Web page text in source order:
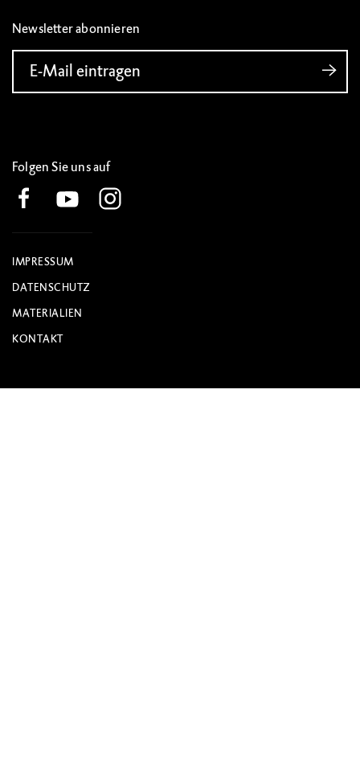
Newsletter abonnieren
E-Mail eintragen
Folgen Sie uns auf
IMPRESSUM
DATENSCHUTZ
MATERIALIEN
KONTAKT